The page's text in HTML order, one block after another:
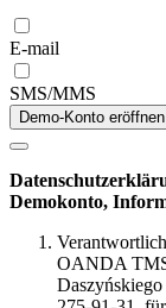
E-mail
SMS/MMS
Demo-Konto
Demokonto,
OANDA